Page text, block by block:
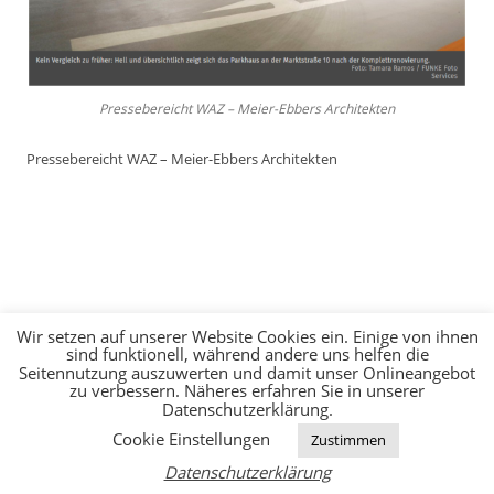
Pressebereicht WAZ – Meier-Ebbers Architekten
Pressebereicht WAZ – Meier-Ebbers Architekten
JOBS KONTAKT IMPRESSUM DATENSCHUTZERKLÄRUNG
Wir setzen auf unserer Website Cookies ein. Einige von ihnen
sind funktionell, während andere uns helfen die
Seitennutzung auszuwerten und damit unser Onlineangebot
zu verbessern. Näheres erfahren Sie in unserer
Datenschutzerklärung.
Cookie Einstellungen
Zustimmen
Datenschutzerklärung